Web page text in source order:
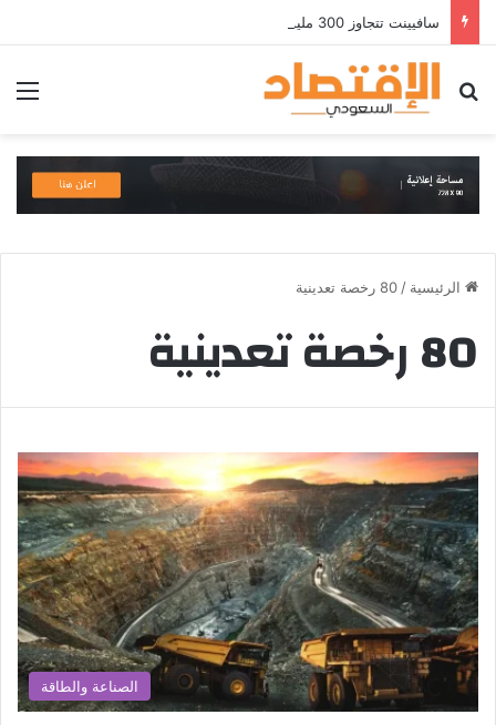
بحث عن
الرئيسية / 80 رخصة تعدينية
80 رخصة تعدينية
الصناعة والطاقة